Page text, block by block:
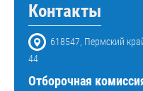
Контакты
618547, Пермский
44
Отборочная